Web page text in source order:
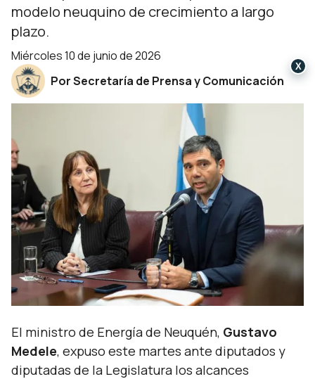
modelo neuquino de crecimiento a largo
plazo.
miércoles 10 de junio de 2026
Por Secretaría de Prensa y Comunicación
El ministro de Energía de Neuquén, Gustavo
Medele, expuso este martes ante diputados y
diputadas de la Legislatura los alcances
X